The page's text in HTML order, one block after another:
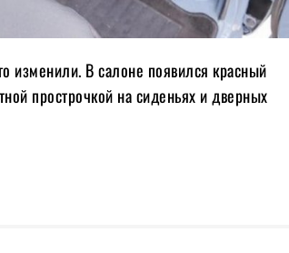
изменили. В салоне появился красный
прострочкой на сиденьях и дверных